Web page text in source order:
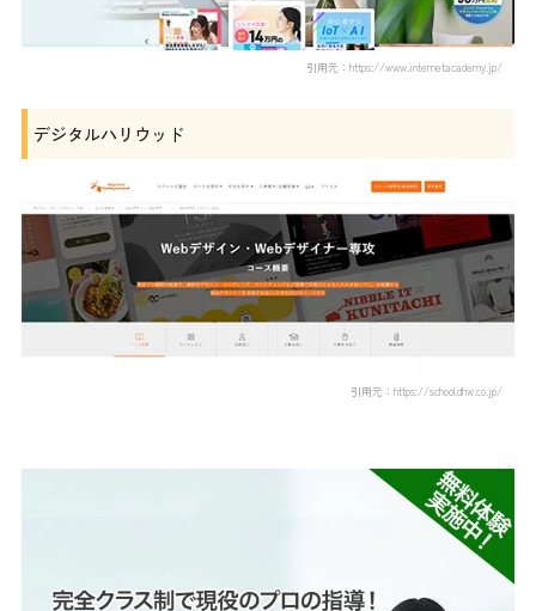
引用元：https://www.internetacademy.jp/
デジタルハリウッド
引用元：https://school.dhw.co.jp/